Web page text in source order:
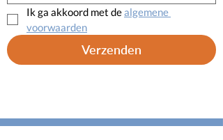
Ik ga akkoord met de algemene
voorwaarden
Verzenden